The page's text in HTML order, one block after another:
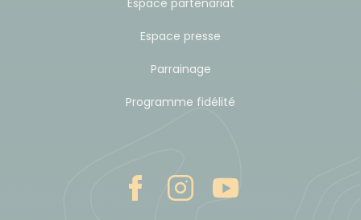
les heures qui suivent l'heure prévue (généralement
Suivant vos horaires d'avion, une journée
supplémentaire peut vous être facturée sur place
Espace partenariat
Espace presse
Parrainage
Programme fidélité